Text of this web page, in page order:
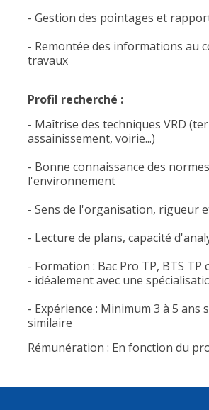
- Gestion des pointages et
- Remontée des informations au
travaux
Profil recherché :
- Maîtrise des techniques VRD
assainissement, voirie...)
- Bonne connaissance des
l'environnement
- Sens de l'organisation, rigueur
- Lecture de plans, capacité
- Formation : Bac Pro TP, BTS TP
- idéalement avec une
- Expérience : Minimum 3 à 5 ans
similaire
Rémunération : En fonction du